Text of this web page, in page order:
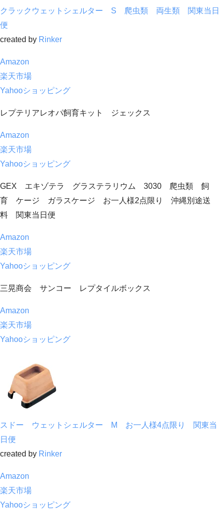
クラックウェットシェルター S 爬虫類 両生類 関東当日
便
created by Rinker
Amazon
楽天市場
Yahooショッピング
レプテリアレオパ飼育キット ジェックス
Amazon
楽天市場
Yahooショッピング
GEX エキゾテラ グラステラリウム 3030 爬虫類 飼
育 ケージ ガラスケージ お一人様2点限り 沖縄別途送
料 関東当日便
Amazon
楽天市場
Yahooショッピング
三晃商会 サンコー レプタイルボックス
Amazon
楽天市場
Yahooショッピング
スドー ウェットシェルター M お一人様4点限り 関東当
日便
created by Rinker
Amazon
楽天市場
Yahooショッピング